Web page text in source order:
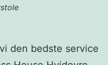
den bedste service